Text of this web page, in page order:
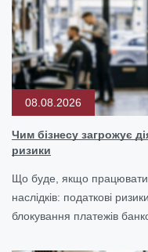
08.08.2026
Чим бізнесу загрожує
ризики
Що буде, якщо
наслідків: податкові
блокування платежів